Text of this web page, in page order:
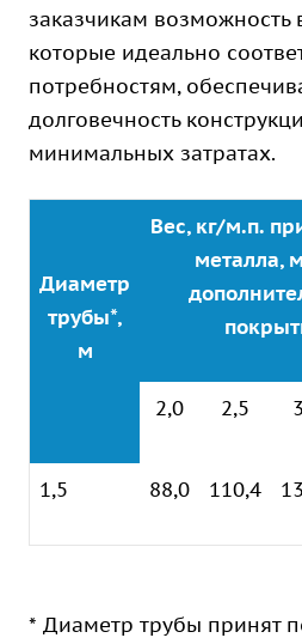
заказчикам возможность
которые идеально
потребностям,
долговечность
минимальных затратах.
Диаметр
трубы*,
м
Вес, кг/м.п.
металла,
2,0 2,5
1,5 88,0 110,4
* Диаметр трубы принят